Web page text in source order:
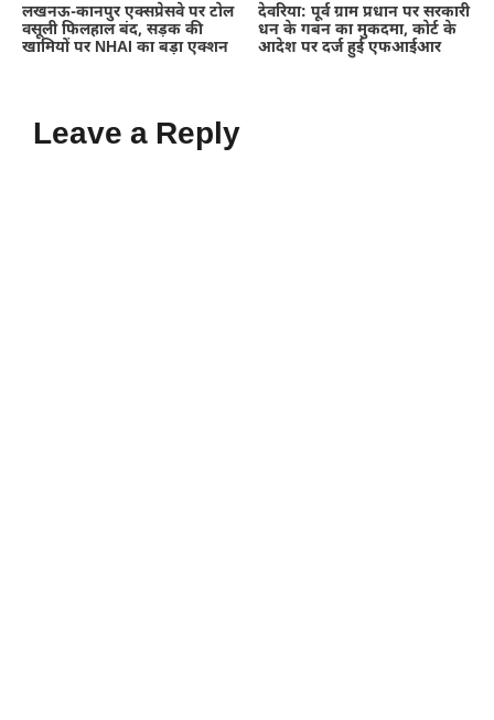
लखनऊ-कानपुर एक्सप्रेसवे पर टोल
वसूली फिलहाल बंद, सड़क की
खामियों पर NHAI का बड़ा एक्शन
देवरिया: पूर्व ग्राम प्रधान पर सरकारी
धन के गबन का मुकदमा, कोर्ट के
आदेश पर दर्ज हुई एफआईआर
Leave a Reply